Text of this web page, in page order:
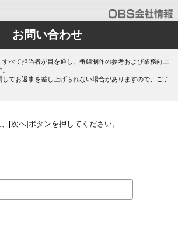
お問い合わせ
べて担当者が目を通し、番組制作の参考および業務向上
てお返事を差し上げられない場合がありますので、ご了
[次へ]ボタンを押してください。